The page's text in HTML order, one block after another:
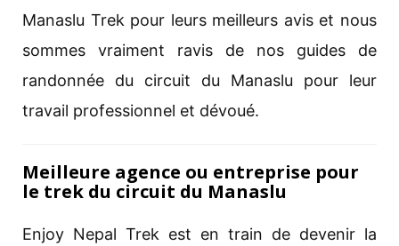
Manaslu Trek pour leurs meilleurs avis et nous
sommes vraiment ravis de nos guides de
randonnée du circuit du Manaslu pour leur
travail professionnel et dévoué.
Meilleure agence ou entreprise pour
le trek du circuit du Manaslu
Enjoy Nepal Trek est en train de devenir la